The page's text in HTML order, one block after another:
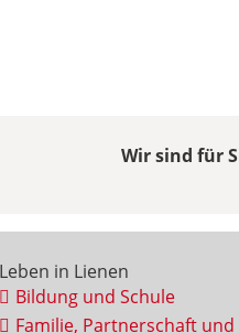
Wir sind für
Leben in Lienen
Bildung und Schule
Familie, Partnerschaft